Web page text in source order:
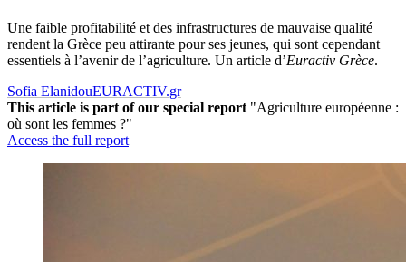
Une faible profitabilité et des infrastructures de mauvaise qualité
rendent la Grèce peu attirante pour ses jeunes, qui sont cependant
essentiels à l’avenir de l’agriculture. Un article d’Euractiv Grèce.
Sofia ElanidouEURACTIV.gr
This article is part of our special report "Agriculture européenne :
où sont les femmes ?"
Access the full report